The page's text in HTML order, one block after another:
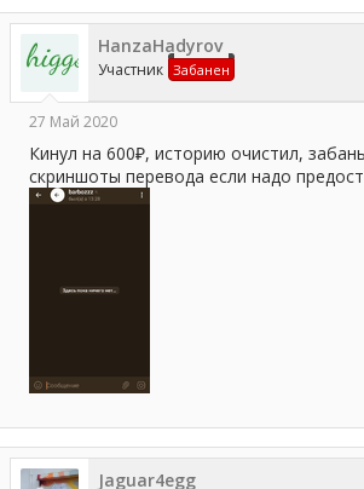
HanzaHadyrov
Участник Забанен
27 Май 2020
Кинул на 600₽, историю очистил,
скриншоты перевода если надо
Jaguar4egg